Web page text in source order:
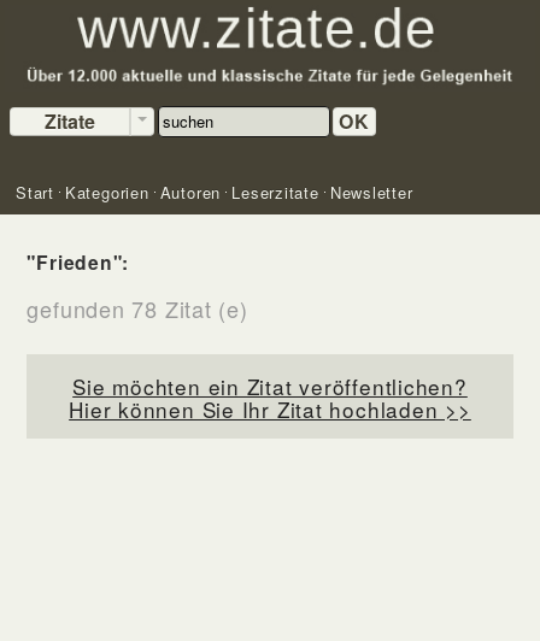
Zitate OK
Start Kategorien Autoren Leserzitate Newsletter
"Frieden":
gefunden 78 Zitat (e)
Sie möchten ein Zitat veröffentlichen?
Hier können Sie Ihr Zitat hochladen >>